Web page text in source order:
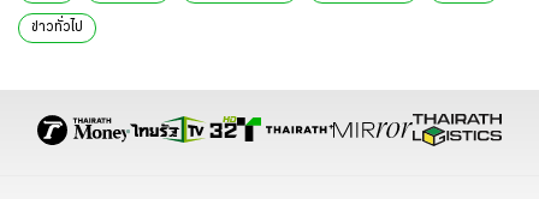
ข่าวทั่วไป